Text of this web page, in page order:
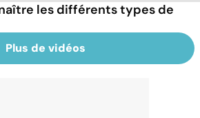
les différents types de
Plus de vidéos